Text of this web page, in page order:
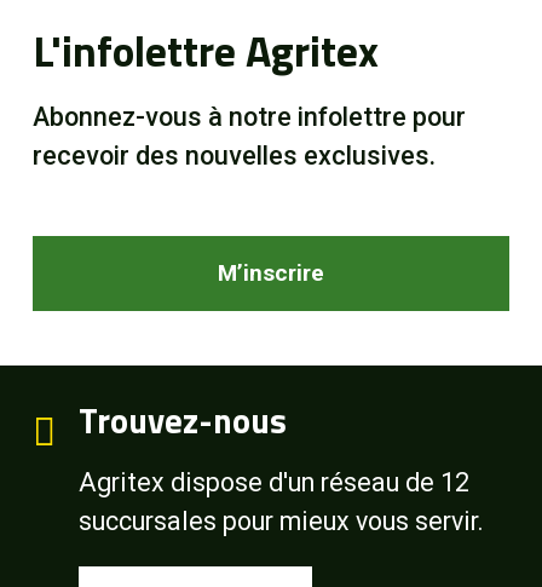
L'infolettre Agritex
Abonnez-vous à notre infolettre pour
recevoir des nouvelles exclusives.
M’inscrire
Trouvez-nous
Agritex dispose d'un réseau de 12
succursales pour mieux vous servir.